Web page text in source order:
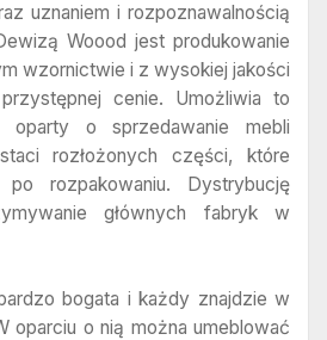
uznaniem i rozpoznawalnością
Woood jest produkowanie
wzornictwie i z wysokiej jakości
cenie. Umożliwia to
oparty o sprzedawanie mebli
rozłożonych części, które
rozpakowaniu. Dystrybucję
głównych fabryk w
bogata i każdy znajdzie w
oparciu o nią można umeblować